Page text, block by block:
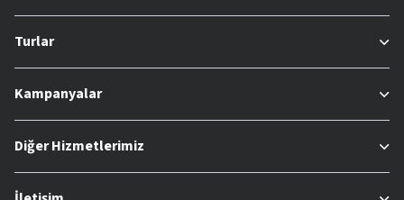
Turlar
Kampanyalar
Diğer Hizmetlerimiz